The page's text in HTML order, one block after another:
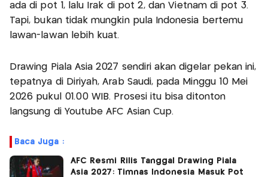
ada di pot 1, lalu Irak di pot 2, dan Vietnam di pot 3.
Tapi, bukan tidak mungkin pula Indonesia bertemu
lawan-lawan lebih kuat.
Drawing Piala Asia 2027 sendiri akan digelar pekan ini,
tepatnya di Diriyah, Arab Saudi, pada Minggu 10 Mei
2026 pukul 01.00 WIB. Prosesi itu bisa ditonton
langsung di Youtube AFC Asian Cup.
Baca Juga :
AFC Resmi Rilis Tanggal Drawing Piala
Asia 2027: Timnas Indonesia Masuk Pot